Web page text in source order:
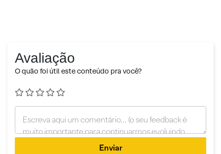
Avaliação
O quão foi útil este conteúdo pra você?
Enviar